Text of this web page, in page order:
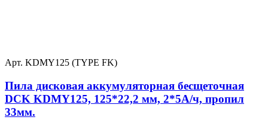
Арт. KDMY125 (TYPE FK)
Пила дисковая аккумуляторная бесщеточная
DCK KDMY125, 125*22,2 мм, 2*5А/ч, пропил
33мм.